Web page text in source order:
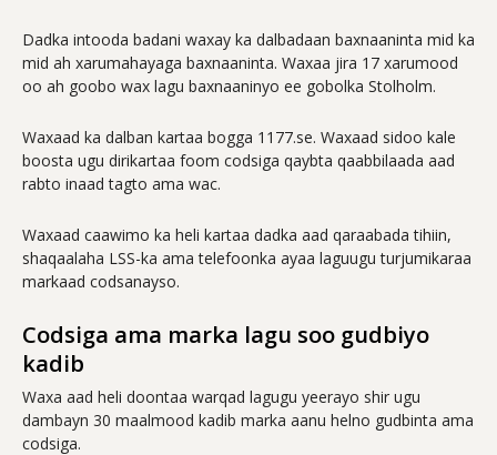
Dadka intooda badani waxay ka dalbadaan baxnaaninta mid ka
mid ah xarumahayaga baxnaaninta. Waxaa jira 17 xarumood
oo ah goobo wax lagu baxnaaninyo ee gobolka Stolholm.
Waxaad ka dalban kartaa bogga 1177.se. Waxaad sidoo kale
boosta ugu dirikartaa foom codsiga qaybta qaabbilaada aad
rabto inaad tagto ama wac.
Waxaad caawimo ka heli kartaa dadka aad qaraabada tihiin,
shaqaalaha LSS-ka ama telefoonka ayaa laguugu turjumikaraa
markaad codsanayso.
Codsiga ama marka lagu soo gudbiyo
kadib
Waxa aad heli doontaa warqad lagugu yeerayo shir ugu
dambayn 30 maalmood kadib marka aanu helno gudbinta ama
codsiga.